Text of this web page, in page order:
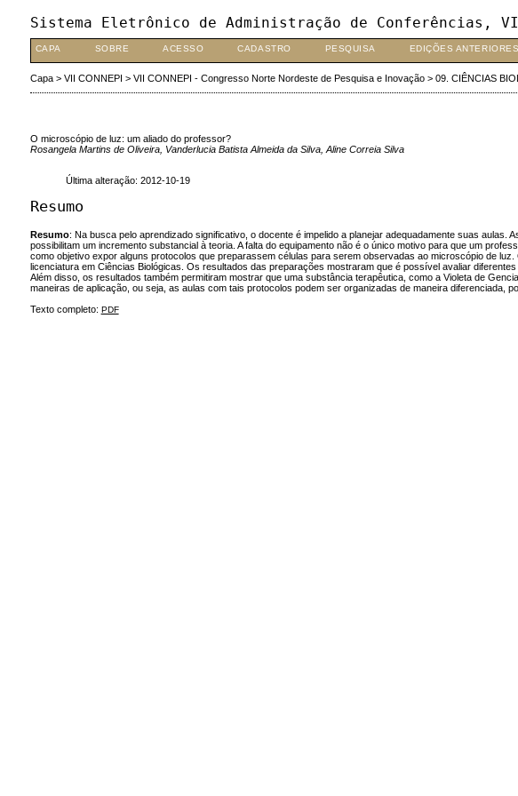
Sistema Eletrônico de Administração de Conferências,
CAPA SOBRE ACESSO CADASTRO PESQUISA EDIÇÕES ANTERIORES
Capa> VII CONNEPI > VII CONNEPI - Congresso Norte Nordeste de Pesquisa e Inovação> 09. CIÊNCIAS
O microscópio de luz: um aliado do professor?
Rosangela Martins de Oliveira, Vanderlucia Batista Almeida da Silva, Aline Correia Silva
Última alteração: 2012-10-19
Resumo
Resumo: Na busca pelo aprendizado significativo, o docente é impelido a planejar adequadamente suas
possibilitam um incremento substancial à teoria. A falta do equipamento não é o único motivo para que um
como objetivo expor alguns protocolos que preparassem células para serem observadas ao microscópio de
licenciatura em Ciências Biológicas. Os resultados das preparações mostraram que é possível avaliar
Além disso, os resultados também permitiram mostrar que uma substância terapêutica, como a Violeta de
maneiras de aplicação, ou seja, as aulas com tais protocolos podem ser organizadas de maneira diferenciada,
Texto completo: PDF